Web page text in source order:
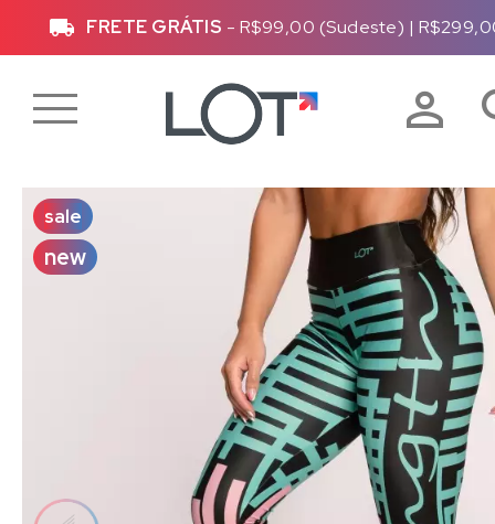
FRETE GRÁTIS - R$99,00 (Sudeste) |
sale
new